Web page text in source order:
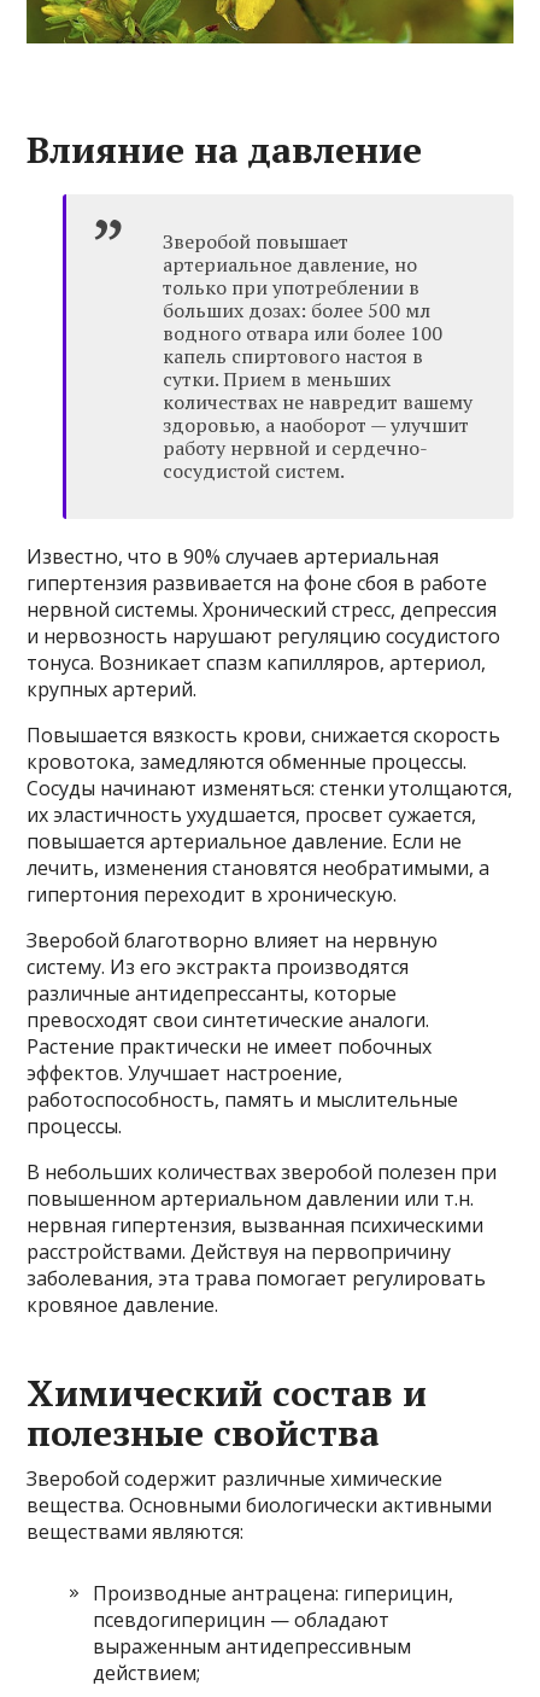
Влияние на давление
Зверобой повышает
артериальное давление, но
только при употреблении в
больших дозах: более 500 мл
водного отвара или более 100
капель спиртового настоя в
сутки. Прием в меньших
количествах не навредит вашему
здоровью, а наоборот — улучшит
работу нервной и сердечно-
сосудистой систем.
Известно, что в 90% случаев артериальная
гипертензия развивается на фоне сбоя в работе
нервной системы. Хронический стресс, депрессия
и нервозность нарушают регуляцию сосудистого
тонуса. Возникает спазм капилляров, артериол,
крупных артерий.
Повышается вязкость крови, снижается скорость
кровотока, замедляются обменные процессы.
Сосуды начинают изменяться: стенки утолщаются,
их эластичность ухудшается, просвет сужается,
повышается артериальное давление. Если не
лечить, изменения становятся необратимыми, а
гипертония переходит в хроническую.
Зверобой благотворно влияет на нервную
систему. Из его экстракта производятся
различные антидепрессанты, которые
превосходят свои синтетические аналоги.
Растение практически не имеет побочных
эффектов. Улучшает настроение,
работоспособность, память и мыслительные
процессы.
В небольших количествах зверобой полезен при
повышенном артериальном давлении или т.н.
нервная гипертензия, вызванная психическими
расстройствами. Действуя на первопричину
заболевания, эта трава помогает регулировать
кровяное давление.
Химический состав и
полезные свойства
Зверобой содержит различные химические
вещества. Основными биологически активными
веществами являются:
Производные антрацена: гиперицин,
псевдогиперицин — обладают
выраженным антидепрессивным
действием;